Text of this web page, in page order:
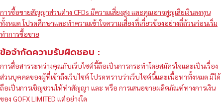
การซื้อขายสัญญาส่วนต่าง CFDs มีความเสี่ยงสูง และคุณอาจสูญเสียเงินลงทุน
ทั้งหมด โปรดศึกษาและทำความเข้าใจความเสี่ยงที่เกี่ยวข้องอย่างถี่ถ้วนก่อนเริ่ม
ทำการซื้อขาย
ข้อจำกัดความรับผิดชอบ :
การสื่อสารระหว่างคุณกับเว็บไซต์นี้ถือเป็นการกระทำโดยสมัครใจและเป็นเรื่อง
ส่วนบุคคลของผู้ที่เข้าถึงเว็บไซต์ โปรดทราบว่าเว็บไซต์นี้และเนื้อหาทั้งหมด มิได้
ถือเป็นการเชิญชวนให้ทำสัญญา และ หรือ การเสนอขายผลิตภัณฑ์ทางการเงิน
ของ GOFX LIMITED แต่อย่างใด